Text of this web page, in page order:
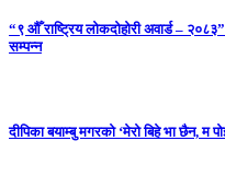
“९ औँ राष्ट्रिय लोकदोहोरी अवार्ड –
सम्पन्न
दीपिका बयाम्बु मगरको ‘मेरो बिहे भा छैन, म